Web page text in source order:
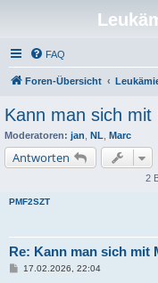
FAQ
Foren-Übersicht
Kann man sich mit
Moderatoren: jan NL Marc
Antworten
2
PMF2SZT
Re: Kann man sich mit
B17.02.2026, 22:04